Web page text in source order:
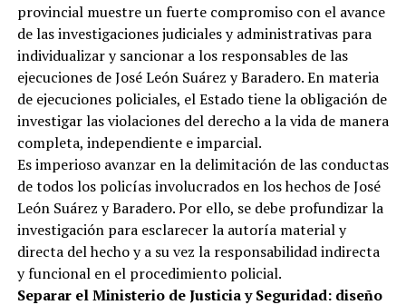
provincial muestre un fuerte compromiso con el avance
de las investigaciones judiciales y administrativas para
individualizar y sancionar a los responsables de las
ejecuciones de José León Suárez y Baradero. En materia
de ejecuciones policiales, el Estado tiene la obligación de
investigar las violaciones del derecho a la vida de manera
completa, independiente e imparcial.
Es imperioso avanzar en la delimitación de las conductas
de todos los policías involucrados en los hechos de José
León Suárez y Baradero. Por ello, se debe profundizar la
investigación para esclarecer la autoría material y
directa del hecho y a su vez la responsabilidad indirecta
y funcional en el procedimiento policial.
Separar el Ministerio de Justicia y Seguridad: diseño